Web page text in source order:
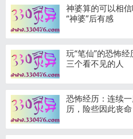
神婆算的可以相
“神婆”后有感
玩“笔仙”的恐怖
三个看不见的人
恐怖经历：连续
历，险些因此丧命